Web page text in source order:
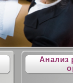
Анализ